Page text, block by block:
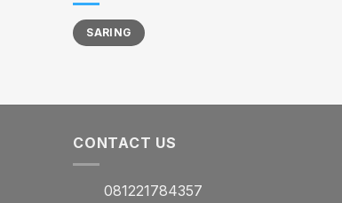
Harga
terendah
Harga
tertinggi
SARING
CONTACT US
081221784357